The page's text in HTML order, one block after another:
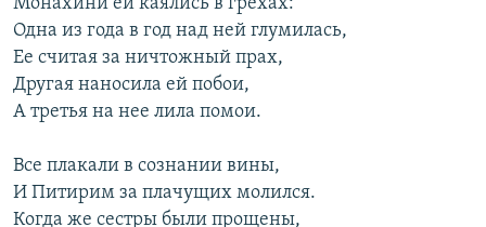
Монахини ей каялись в грехах:
Одна из года в год над ней глумилась,
Ее считая за ничтожный прах,
Другая наносила ей побои,
А третья на нее лила помои.
Все плакали в сознании вины,
И Питирим за плачущих молился.
Когда же сестры были прощены,